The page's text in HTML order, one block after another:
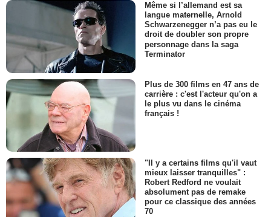
Même si l’allemand est sa
langue maternelle, Arnold
Schwarzenegger n’a pas eu le
droit de doubler son propre
personnage dans la saga
Terminator
Plus de 300 films en 47 ans de
carrière : c'est l'acteur qu'on a
le plus vu dans le cinéma
français !
"Il y a certains films qu'il vaut
mieux laisser tranquilles" :
Robert Redford ne voulait
absolument pas de remake
pour ce classique des années
70